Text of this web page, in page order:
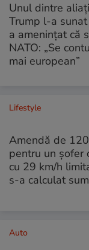
Unul dintre
Trump l-a
a amenințat că
NATO: „Se
mai european”
Lifestyle
Amendă de
pentru un șofer
cu 29 km/h
s-a calculat
Auto